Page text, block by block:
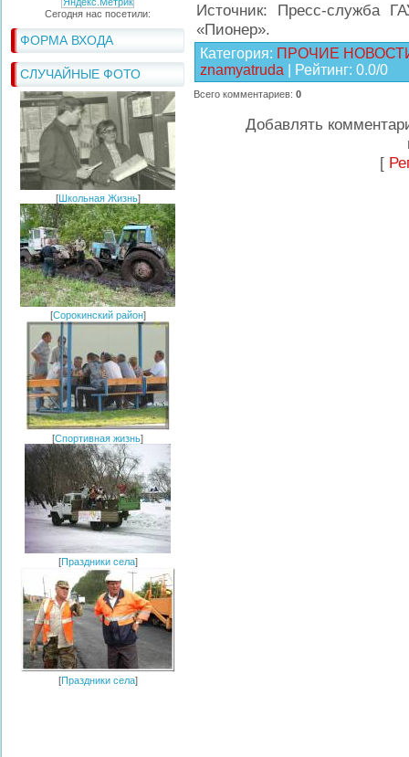
Сегодня нас посетили:
ФОРМА ВХОДА
СЛУЧАЙНЫЕ ФОТО
[Школьная Жизнь]
[Сорокинский район]
[Спортивная жизнь]
[Праздники села]
[Праздники села]
Источник: Пресс-служба
«Пионер».
Категория: ПРОЧИЕ
znamyatruda
Рейтинг: 0.0/0
Всего комментариев: 0
Добавлять
[